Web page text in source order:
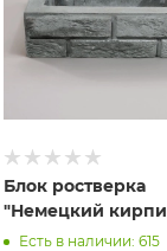
Блок ростверка
"Немецкий
Есть в наличии: 615